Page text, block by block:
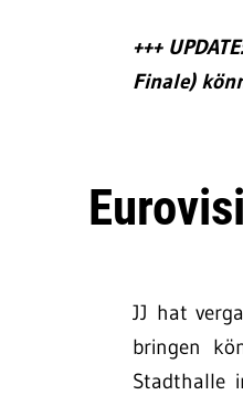
+++
Finale)
JJ hat
bringen
Stadthalle